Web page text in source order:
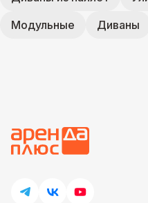
Модульные
Диваны